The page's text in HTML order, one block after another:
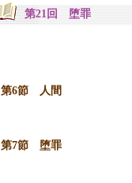
第21回 堕罪
第6節 人間
第7節 堕罪